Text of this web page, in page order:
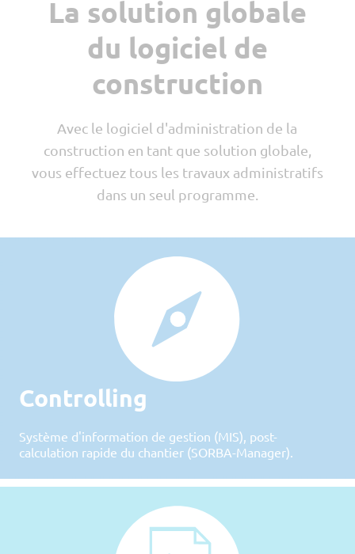
La solution globale
du logiciel de
construction
Avec le logiciel d'administration de la
construction en tant que solution globale,
vous effectuez tous les travaux administratifs
dans un seul programme.
Controlling
Système d'information de gestion (MIS), post-
calculation rapide du chantier (SORBA-Manager).